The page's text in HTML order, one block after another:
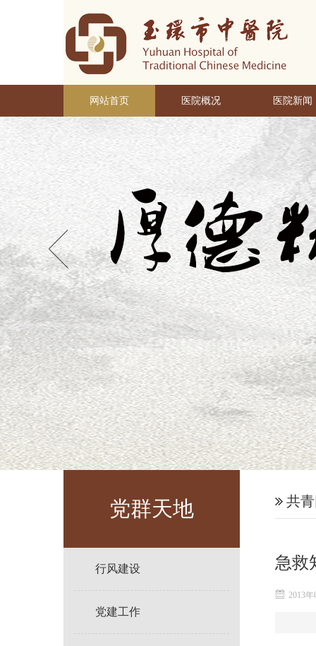
网站首页 医院概况 医院新闻
党群天地
行风建设
党建工作
共
急救
2013